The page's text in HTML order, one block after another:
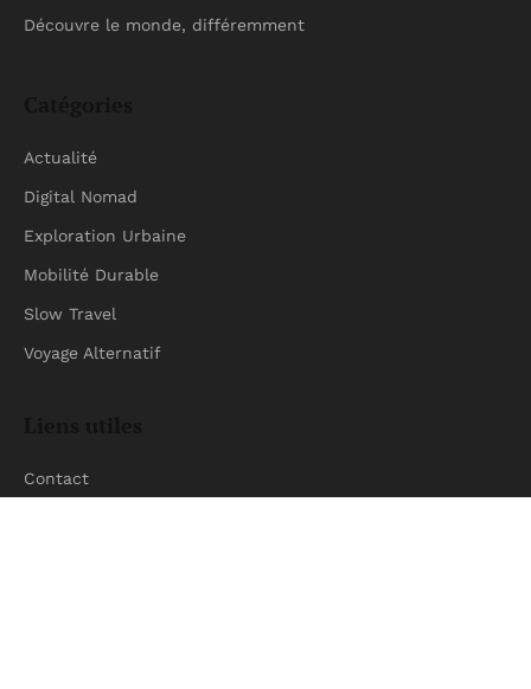
Découvre le monde, différemment
Actualité
Digital Nomad
Exploration Urbaine
Mobilité Durable
Slow Travel
Voyage Alternatif
Contact